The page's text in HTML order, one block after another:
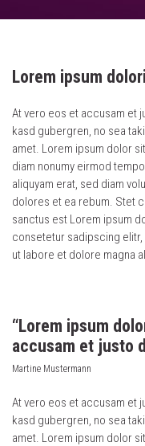
Lorem ipsum
At vero eos et accusam et
kasd gubergren, no sea
amet. Lorem ipsum dolor
diam nonumy eirmod
aliquyam erat, sed diam
dolores et ea rebum. Stet
sanctus est Lorem ipsum
consetetur sadipscing
ut labore et dolore magna
“Lorem ipsum
accusam et justo
Martine Mustermann
At vero eos et accusam et
kasd gubergren, no sea
amet. Lorem ipsum dolor